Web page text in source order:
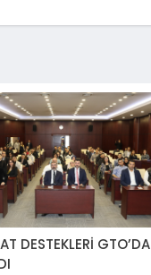
DESTEKLERİ GTO’DA